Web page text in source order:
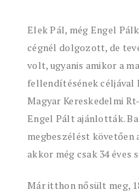
Elek Pál, még Engel
cégnél dolgozott, de
volt, ugyanis amikor a
fellendítésének céljával
Magyar Kereskedelmi
Engel Pált ajánlották.
megbeszélést követően
akkor még csak 34 éves
Már itthon nősült meg,